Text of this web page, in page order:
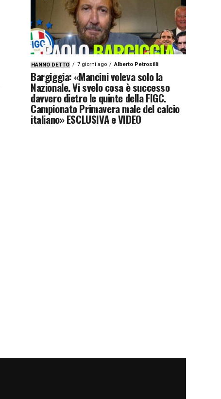
HANNO DETTO 7 giorni ago Alberto Petrosilli
Bargiggia: «Mancini voleva solo la
Nazionale. Vi svelo cosa è successo
davvero dietro le quinte della FIGC.
Campionato Primavera male del calcio
italiano» ESCLUSIVA e VIDEO